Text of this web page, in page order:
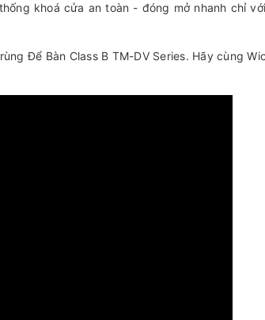
khoá cửa an toàn - đóng mở nhanh chỉ
Để Bàn Class B TM-DV Series. Hãy cùng